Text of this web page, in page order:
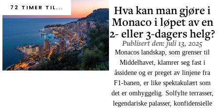
72 TIMER TIL... Hva kan man gjøre i
Monaco i løpet av en
2- eller 3-dagers helg?
Publisert den: juli 13, 2025
Monacos landskap, som grenser til
Middelhavet, klamrer seg fast i
åssidene og er preget av linjene fra
F1-banen, er like spektakulært som
det er omhyggelig. Solfylte terrasser,
legendariske palasser, konfidensielle